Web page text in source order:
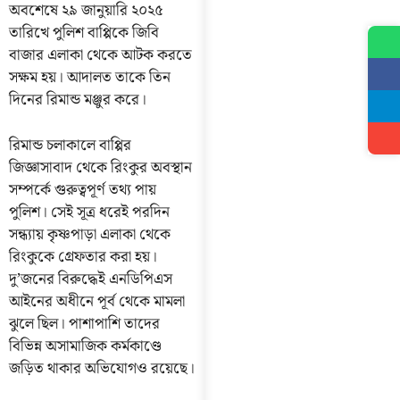
অবশেষে ২৯ জানুয়ারি ২০২৫
তারিখে পুলিশ বাপ্পিকে জিবি
বাজার এলাকা থেকে আটক করতে
সক্ষম হয়। আদালত তাকে তিন
দিনের রিমান্ড মঞ্জুর করে।
রিমান্ড চলাকালে বাপ্পির
জিজ্ঞাসাবাদ থেকে রিংকুর অবস্থান
সম্পর্কে গুরুত্বপূর্ণ তথ্য পায়
পুলিশ। সেই সূত্র ধরেই পরদিন
সন্ধ্যায় কৃষ্ণপাড়া এলাকা থেকে
রিংকুকে গ্রেফতার করা হয়।
দু’জনের বিরুদ্ধেই এনডিপিএস
আইনের অধীনে পূর্ব থেকে মামলা
ঝুলে ছিল। পাশাপাশি তাদের
বিভিন্ন অসামাজিক কর্মকাণ্ডে
জড়িত থাকার অভিযোগও রয়েছে।